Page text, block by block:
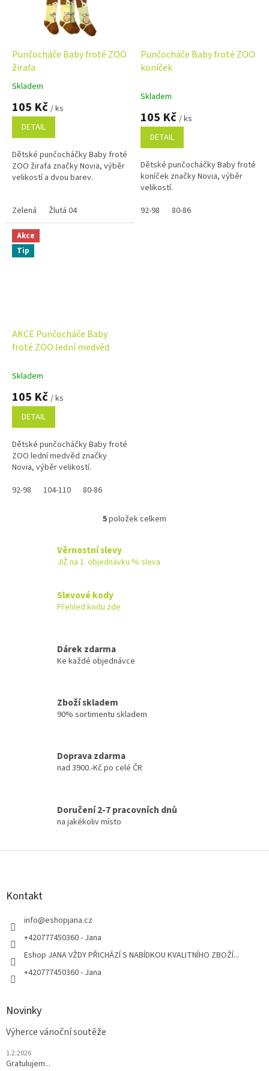
Punčocháče Baby froté ZOO
žirafa
Průměrné
hodnocení
produktu
5,0
5
hvězdiček.
Skladem
105 Kč / ks
DETAIL
Dětské punčocháčky Baby froté
ZOO žirafa značky Novia, výběr
velikostí a dvou barev.
Zelená Žlutá 04
Punčocháče Baby froté ZOO
koníček
Skladem
105 Kč / ks
DETAIL
Dětské punčocháčky Baby froté
koníček značky Novia, výběr
velikostí.
92-98
80-86
Akce
Tip
AKCE Punčocháče Baby
froté ZOO lední medvěd
Skladem
105 Kč / ks
DETAIL
Dětské punčocháčky Baby froté
ZOO lední medvěd značky
Novia, výběr velikostí.
92-98
104-110 80-86
O
á
y
s
5položek celkem
Věrnostní slevy
JIŽ na 1. objednávku % sleva
Slevové kody
Přehled kodu zde
Dárek zdarma
Ke každé objednávce
Zboží skladem
90% sortimentu skladem
Doprava zdarma
nad 3900.-Kč po celé ČR
Doručení 2-7 pracovních dnů
na jakékoliv místo
Z
Kontakt
info@eshopjana.cz
+420777450360 - Jana
Eshop JANA VŽDY PŘICHÁZÍ S NABÍDKOU KVALITNÍHO ZBOŽÍ...
+420777450360 - Jana
Novinky
Výherce vánoční soutěže
1.2.2026
Gratulujem...